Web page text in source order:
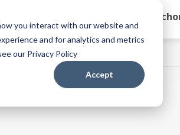
you interact with our website and
and for analytics and metrics
our Privacy Policy
Accept